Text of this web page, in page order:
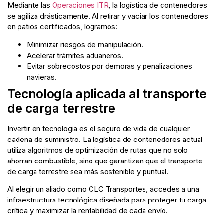
Mediante las Operaciones ITR, la logística de contenedores
se agiliza drásticamente. Al retirar y vaciar los contenedores
en patios certificados, logramos:
Minimizar riesgos de manipulación.
Acelerar trámites aduaneros.
Evitar sobrecostos por demoras y penalizaciones
navieras.
Tecnología aplicada al transporte
de carga terrestre
Invertir en tecnología es el seguro de vida de cualquier
cadena de suministro. La logística de contenedores actual
utiliza algoritmos de optimización de rutas que no solo
ahorran combustible, sino que garantizan que el transporte
de carga terrestre sea más sostenible y puntual.
Al elegir un aliado como CLC Transportes, accedes a una
infraestructura tecnológica diseñada para proteger tu carga
crítica y maximizar la rentabilidad de cada envío.